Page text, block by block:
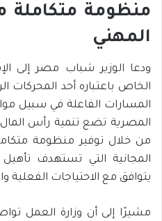
منظومة متكاملة
المهني
ودعا الوزير شباب مصر إلى
الخاص باعتباره أحد المحركات
المسارات الفاعلة في سبيل
المصرية تضع تنمية رأس المال
من خلال توفير منظومة
المجانية التي تستهدف
يتوافق مع الاحتياجات الفعلية
مشيرًا إلى أن وزارة العمل